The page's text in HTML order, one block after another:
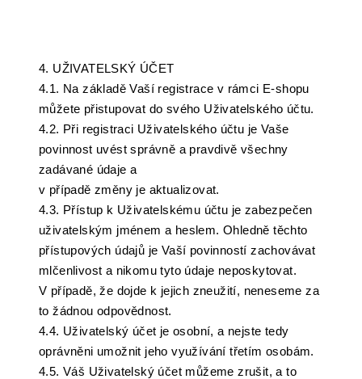
4. UŽIVATELSKÝ ÚČET
4.1. Na základě Vaší registrace v rámci E-shopu
můžete přistupovat do svého Uživatelského účtu.
4.2. Při registraci Uživatelského účtu je Vaše
povinnost uvést správně a pravdivě všechny
zadávané údaje a
v případě změny je aktualizovat.
4.3. Přístup k Uživatelskému účtu je zabezpečen
uživatelským jménem a heslem. Ohledně těchto
přístupových údajů je Vaší povinností zachovávat
mlčenlivost a nikomu tyto údaje neposkytovat.
V případě, že dojde k jejich zneužití, neneseme za
to žádnou odpovědnost.
4.4. Uživatelský účet je osobní, a nejste tedy
oprávněni umožnit jeho využívání třetím osobám.
4.5. Váš Uživatelský účet můžeme zrušit, a to